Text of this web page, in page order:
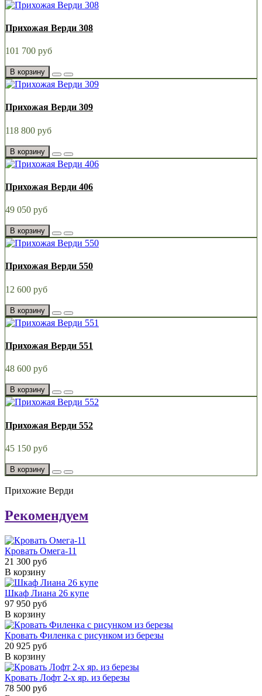
Прихожая Верди 308
101 700 руб
В корзину
Прихожая Верди 309
118 800 руб
В корзину
Прихожая Верди 406
49 050 руб
В корзину
Прихожая Верди 550
12 600 руб
В корзину
Прихожая Верди 551
48 600 руб
В корзину
Прихожая Верди 552
45 150 руб
В корзину
Прихожие Верди
Рекомендуем
Кровать Омега-11
21 300 руб
В корзину
Шкаф Лиана 26 купе
97 950 руб
В корзину
Кровать Филенка с рисунком из березы
20 925 руб
В корзину
Кровать Лофт 2-х яр. из березы
78 500 руб